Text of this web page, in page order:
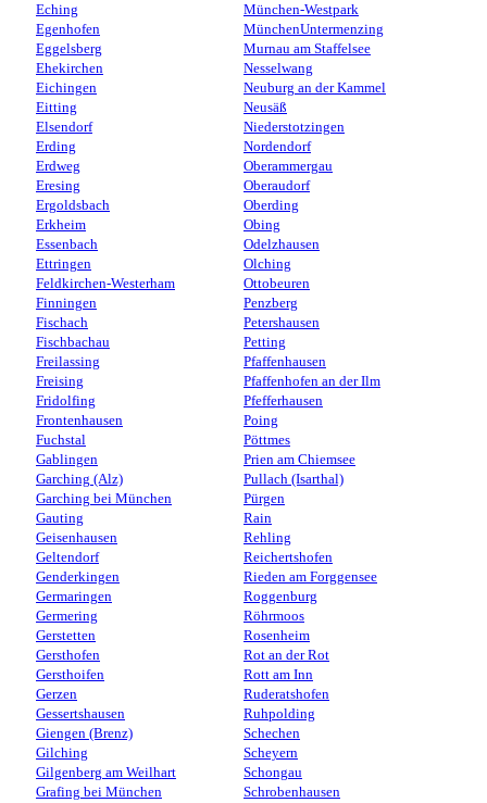
Eching
Egenhofen
Eggelsberg
Ehekirchen
Eichingen
Eitting
Elsendorf
Erding
Erdweg
Eresing
Ergoldsbach
Erkheim
Essenbach
Ettringen
Feldkirchen-Westerham
Finningen
Fischach
Fischbachau
Freilassing
Freising
Fridolfing
Frontenhausen
Fuchstal
Gablingen
Garching (Alz)
Garching bei München
Gauting
Geisenhausen
Geltendorf
Genderkingen
Germaringen
Germering
Gerstetten
Gersthofen
Gersthoifen
Gerzen
Gessertshausen
Giengen (Brenz)
Gilching
Gilgenberg am Weilhart
Grafing bei München
München-Westpark
MünchenUntermenzing
Murnau am Staffelsee
Nesselwang
Neuburg an der Kammel
Neusäß
Niederstotzingen
Nordendorf
Oberammergau
Oberaudorf
Oberding
Obing
Odelzhausen
Olching
Ottobeuren
Penzberg
Petershausen
Petting
Pfaffenhausen
Pfaffenhofen an der Ilm
Pfefferhausen
Poing
Pöttmes
Prien am Chiemsee
Pullach (Isarthal)
Pürgen
Rain
Rehling
Reichertshofen
Rieden am Forggensee
Roggenburg
Röhrmoos
Rosenheim
Rot an der Rot
Rott am Inn
Ruderatshofen
Ruhpolding
Schechen
Scheyern
Schongau
Schrobenhausen